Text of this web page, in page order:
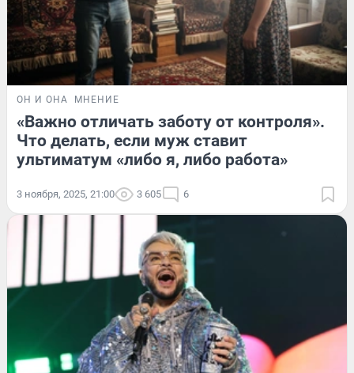
ОН И ОНА МНЕНИЕ
«Важно отличать заботу от контроля».
Что делать, если муж ставит
ультиматум «либо я, либо работа»
3 ноября, 2025, 21:00 3 605 6